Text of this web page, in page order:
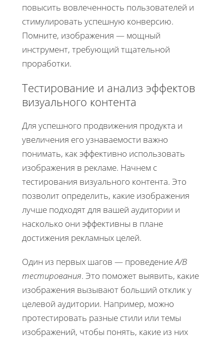
повысить вовлеченность пользователей и
стимулировать успешную конверсию.
Помните, изображения — мощный
инструмент, требующий тщательной
проработки.
Тестирование и анализ эффектов
визуального контента
Для успешного продвижения продукта и
увеличения его узнаваемости важно
понимать, как эффективно использовать
изображения в рекламе. Начнем с
тестирования визуального контента. Это
позволит определить, какие изображения
лучше подходят для вашей аудитории и
насколько они эффективны в плане
достижения рекламных целей.
Один из первых шагов — проведениеA/B
тестирования. Это поможет выявить, какие
изображения вызывают больший отклик у
целевой аудитории. Например, можно
протестировать разные стили или темы
изображений, чтобы понять, какие из них